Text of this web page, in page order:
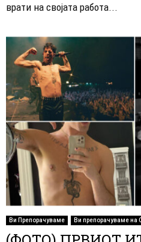
врати на својата работа...
Ви Препорачуваме Ви препорачуваме на